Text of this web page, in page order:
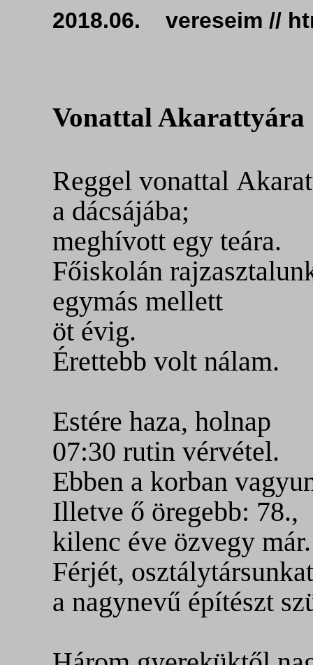
2018.06. vereseim //
Vonattal Akarattyára
Reggel vonattal
a dácsájába;
meghívott egy teára.
Főiskolán
egymás mellett
öt évig.
Érettebb volt nálam.
Estére haza, holnap
07:30 rutin vérvétel.
Ebben a korban
Illetve ő öregebb: 78.,
kilenc éve özvegy már.
Férjét,
a nagynevű építészt